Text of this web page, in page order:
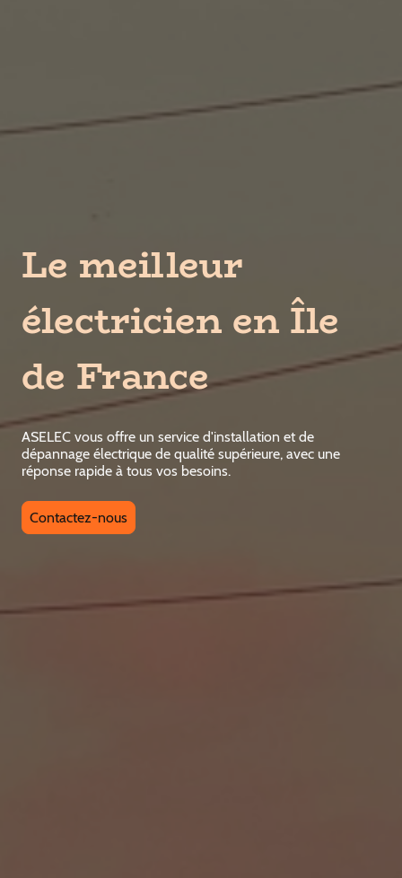
Le meilleur
électricien en Île
de France
ASELEC vous offre un service d'installation et de
dépannage électrique de qualité supérieure, avec une
réponse rapide à tous vos besoins.
Contactez-nous